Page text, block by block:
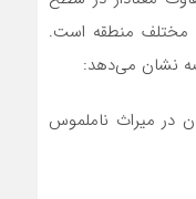
مختلف منطقه است.
در میراث ناملموس